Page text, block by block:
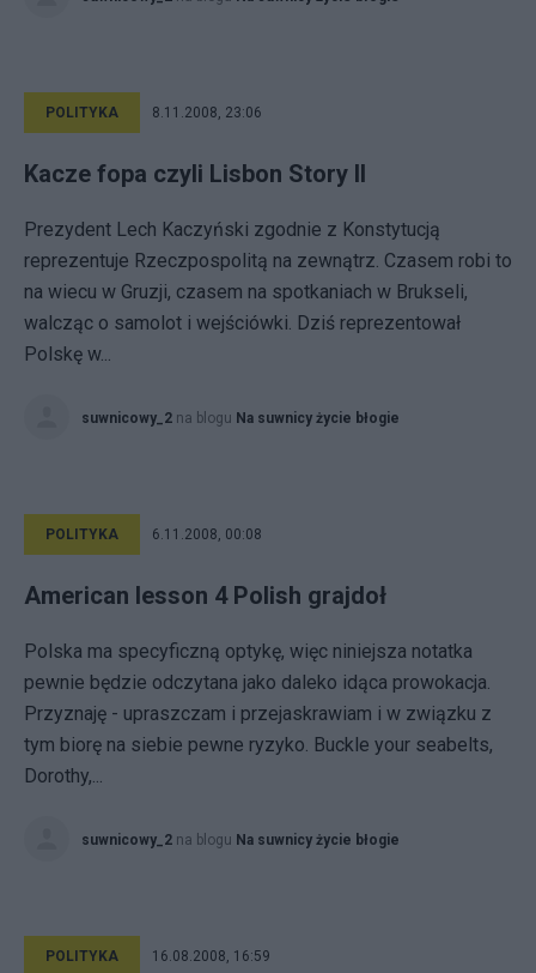
POLITYKA 8.11.2008, 23:06
Kacze fopa czyli Lisbon Story II
Prezydent Lech Kaczyński zgodnie z Konstytucją
reprezentuje Rzeczpospolitą na zewnątrz. Czasem robi to
na wiecu w Gruzji, czasem na spotkaniach w Brukseli,
walcząc o samolot i wejściówki. Dziś reprezentował
Polskę w...
suwnicowy_2 na blogu Na suwnicy życie błogie
POLITYKA 6.11.2008, 00:08
American lesson 4 Polish grajdoł
Polska ma specyficzną optykę, więc niniejsza notatka
pewnie będzie odczytana jako daleko idąca prowokacja.
Przyznaję - upraszczam i przejaskrawiam i w związku z
tym biorę na siebie pewne ryzyko. Buckle your seabelts,
Dorothy,...
suwnicowy_2 na blogu Na suwnicy życie błogie
POLITYKA 16.08.2008, 16:59